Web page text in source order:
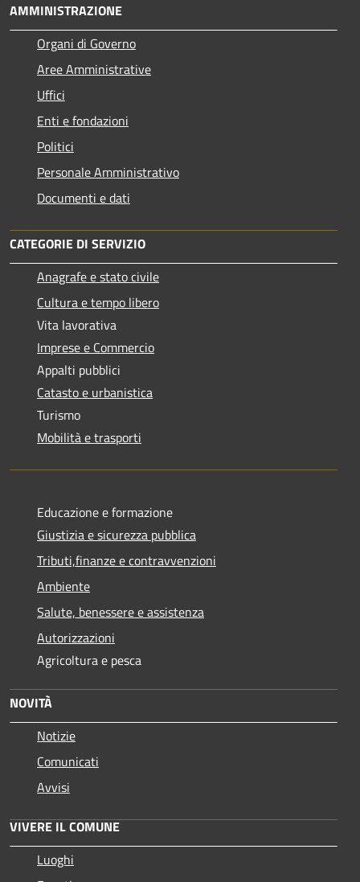
AMMINISTRAZIONE
Organi di Governo
Aree Amministrative
Uffici
Enti e fondazioni
Politici
Personale Amministrativo
Documenti e dati
CATEGORIE DI SERVIZIO
Anagrafe e stato civile
Cultura e tempo libero
Vita lavorativa
Imprese e Commercio
Appalti pubblici
Catasto e urbanistica
Turismo
Mobilità e trasporti
Educazione e formazione
Giustizia e sicurezza pubblica
Tributi,finanze e contravvenzioni
Ambiente
Salute, benessere e assistenza
Autorizzazioni
Agricoltura e pesca
NOVITÀ
Notizie
Comunicati
Avvisi
VIVERE IL COMUNE
Luoghi